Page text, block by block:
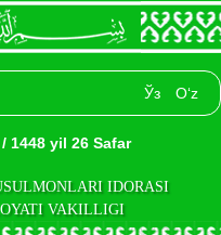
Ўз O‘z
1448 yil 26 Safar
IDORASI
VAKILLIGI